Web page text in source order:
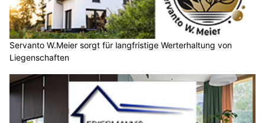
Servanto W.Meier sorgt für langfristige Werterhaltung von
Liegenschaften